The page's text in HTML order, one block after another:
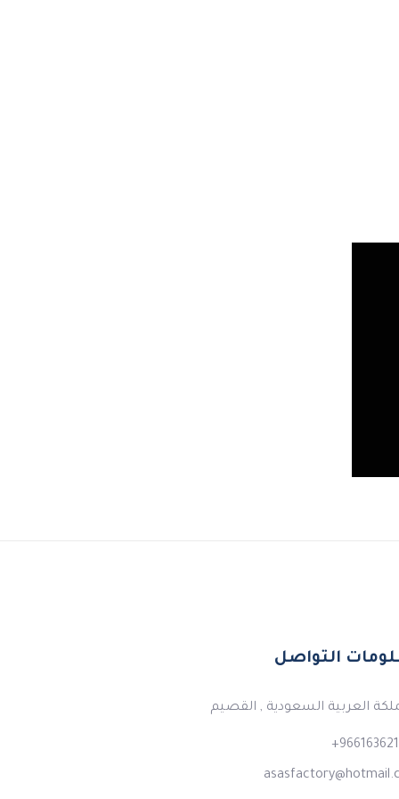
التواصل
العربية السعودية , القصيم